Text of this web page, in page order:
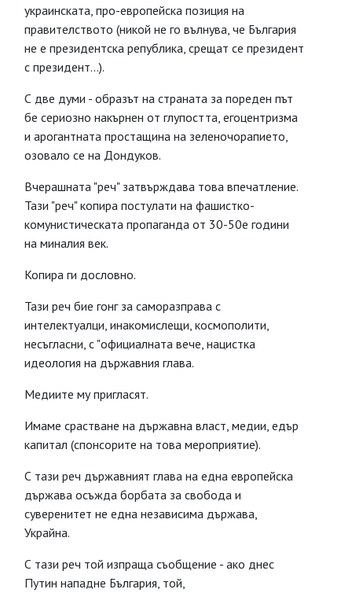
украинската, про-европейска позиция на
правителството (никой не го вълнува, че България
не е президентска република, срещат се президент
с президент...).
С две думи - образът на страната за пореден път
бе сериозно накърнен от глупостта, егоцентризма
и арогантната простащина на зеленочорапието,
озовало се на Дондуков.
Вчерашната "реч" затвърждава това впечатление.
Тази "реч" копира постулати на фашистко-
комунистическата пропаганда от 30-50е години
на миналия век.
Копира ги дословно.
Тази реч бие гонг за саморазправа с
интелектуалци, инакомислещи, космополити,
несъгласни, с "официалната вече, нацистка
идеология на държавния глава.
Медиите му пригласят.
Имаме срастване на държавна власт, медии, едър
капитал (спонсорите на това мероприятие).
С тази реч държавният глава на една европейска
държава осъжда борбата за свобода и
суверенитет не една независима държава,
Украйна.
С тази реч той изпраща съобщение - ако днес
Путин нападне България, той,